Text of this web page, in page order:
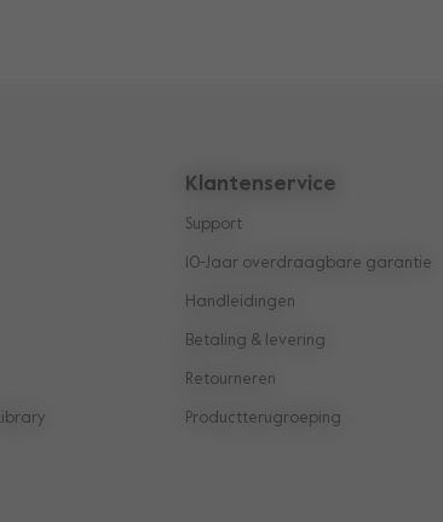
Klantenservice
Support
10-Jaar overdraagbare garantie
Handleidingen
Betaling & levering
Retourneren
Productterugroeping